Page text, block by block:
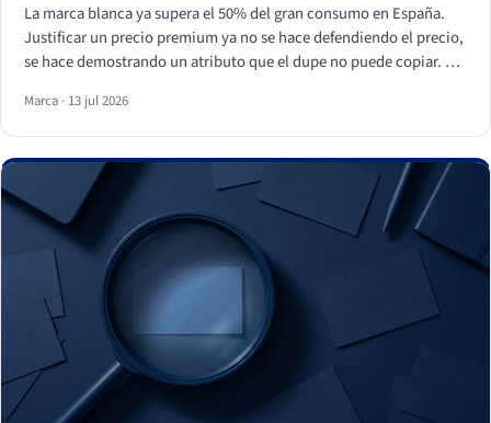
La marca blanca ya supera el 50% del gran consumo en España.
Justificar un precio premium ya no se hace defendiendo el precio,
se hace demostrando un atributo que el dupe no puede copiar. Si
siempre va a ganar.
Marca · 13 jul 2026